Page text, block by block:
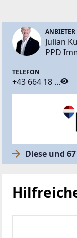
ANBIETER
Julian
PPD
TELEFON
+43 664 18 ...
Diese und